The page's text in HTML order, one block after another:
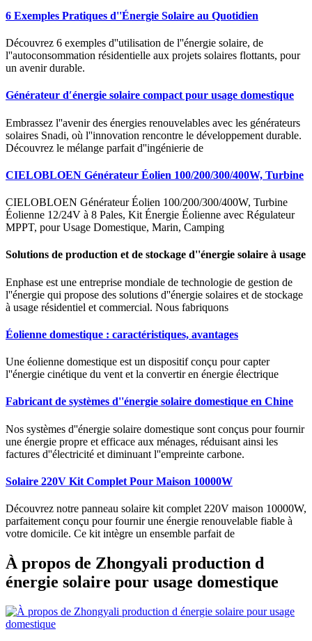
6 Exemples Pratiques d''Énergie Solaire au Quotidien
Découvrez 6 exemples d''utilisation de l''énergie solaire, de
l''autoconsommation résidentielle aux projets solaires flottants, pour
un avenir durable.
Générateur d′énergie solaire compact pour usage domestique
Embrassez l''avenir des énergies renouvelables avec les générateurs
solaires Snadi, où l''innovation rencontre le développement durable.
Découvrez le mélange parfait d''ingénierie de
CIELOBLOEN Générateur Éolien 100/200/300/400W, Turbine
CIELOBLOEN Générateur Éolien 100/200/300/400W, Turbine
Éolienne 12/24V à 8 Pales, Kit Énergie Éolienne avec Régulateur
MPPT, pour Usage Domestique, Marin, Camping
Solutions de production et de stockage d''énergie solaire à usage
Enphase est une entreprise mondiale de technologie de gestion de
l''énergie qui propose des solutions d''énergie solaires et de stockage
à usage résidentiel et commercial. Nous fabriquons
Éolienne domestique : caractéristiques, avantages
Une éolienne domestique est un dispositif conçu pour capter
l''énergie cinétique du vent et la convertir en énergie électrique
Fabricant de systèmes d''énergie solaire domestique en Chine
Nos systèmes d''énergie solaire domestique sont conçus pour fournir
une énergie propre et efficace aux ménages, réduisant ainsi les
factures d''électricité et diminuant l''empreinte carbone.
Solaire 220V Kit Complet Pour Maison 10000W
Découvrez notre panneau solaire kit complet 220V maison 10000W,
parfaitement conçu pour fournir une énergie renouvelable fiable à
votre domicile. Ce kit intègre un ensemble parfait de
À propos de Zhongyali production d
énergie solaire pour usage domestique